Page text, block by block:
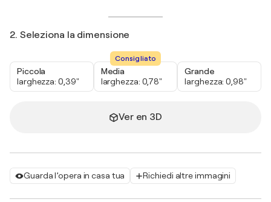
Guarda l’opera in casa tua Richiedi altre immagini
2. Seleziona la dimensione
Piccola
larghezza: 0,39"
Consigliato
Media
larghezza: 0,78"
Grande
larghezza: 0,98"
Ver en 3D